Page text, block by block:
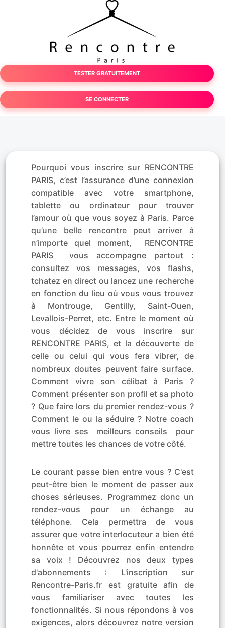
TESTER GRATUITEMENT
SE CONNECTER
Pourquoi vous inscrire sur RENCONTRE
PARIS, c’est l’assurance d’une connexion
compatible avec votre smartphone,
tablette ou ordinateur pour trouver
l’amour où que vous soyez à Paris. Parce
qu’une belle rencontre peut arriver à
n’importe quel moment, RENCONTRE
PARIS vous accompagne partout :
consultez vos messages, vos flashs,
tchatez en direct ou lancez une recherche
en fonction du lieu où vous vous trouvez
à Montrouge, Gentilly, Saint-Ouen,
Levallois-Perret, etc. Entre le moment où
vous décidez de vous inscrire sur
RENCONTRE PARIS, et la découverte de
celle ou celui qui vous fera vibrer, de
nombreux doutes peuvent faire surface.
Comment vivre son célibat à Paris ?
Comment présenter son profil et sa photo
? Que faire lors du premier rendez-vous ?
Comment le ou la séduire ? Notre coach
vous livre ses meilleurs conseils pour
mettre toutes les chances de votre côté.
Le courant passe bien entre vous ? C'est
peut-être bien le moment de passer aux
choses sérieuses. Programmez donc un
rendez-vous pour un échange au
téléphone. Cela permettra de vous
assurer que votre interlocuteur a bien été
honnête et vous pourrez enfin entendre
sa voix ! Découvrez nos deux types
d'abonnements : L'inscription sur
Rencontre-Paris.fr est gratuite afin de
vous familiariser avec toutes les
fonctionnalités. Si nous répondons à vos
exigences, alors découvrez notre version